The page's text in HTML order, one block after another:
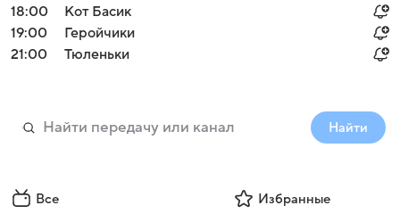
18:00
Кот Басик
19:00
Геройчики
21:00
Тюленьки
Найти
Все Избранные